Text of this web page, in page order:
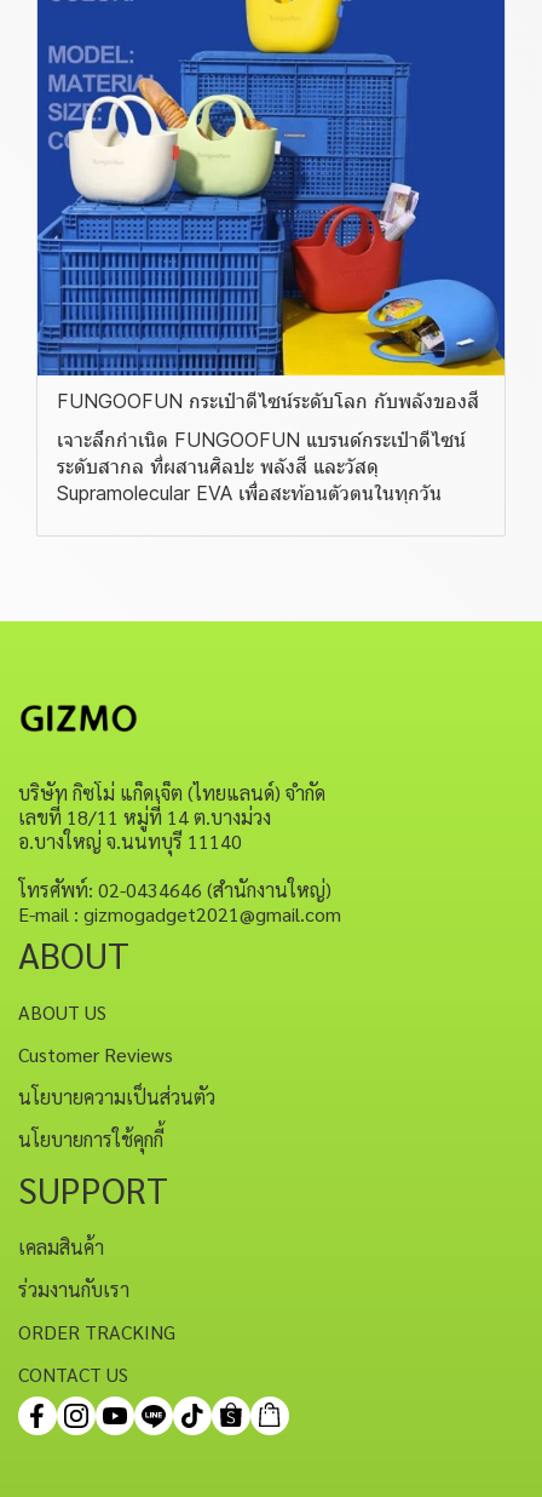
FUNGOOFUN กระเป๋าดีไซน์ระดับโลก กับพลังของสี
เจาะลึกกำเนิด FUNGOOFUN แบรนด์กระเป๋าดีไซน์
ระดับสากล ที่ผสานศิลปะ พลังสี และวัสดุ
Supramolecular EVA เพื่อสะท้อนตัวตนในทุกวัน
บริษัท กิซโม่ แก็ดเจ็ต (ไทยแลนด์) จำกัด
เลขที่ 18/11 หมู่ที่ 14 ต.บางม่วง
อ.บางใหญ่ จ.นนทบุรี 11140
โทรศัพท์: 02-0434646 (สำนักงานใหญ่)
E-mail : gizmogadget2021@gmail.com
ABOUT
ABOUT US
Customer Reviews
นโยบายความเป็นส่วนตัว
นโยบายการใช้คุกกี้
SUPPORT
เคลมสินค้า
ร่วมงานกับเรา
ORDER TRACKING
CONTACT US